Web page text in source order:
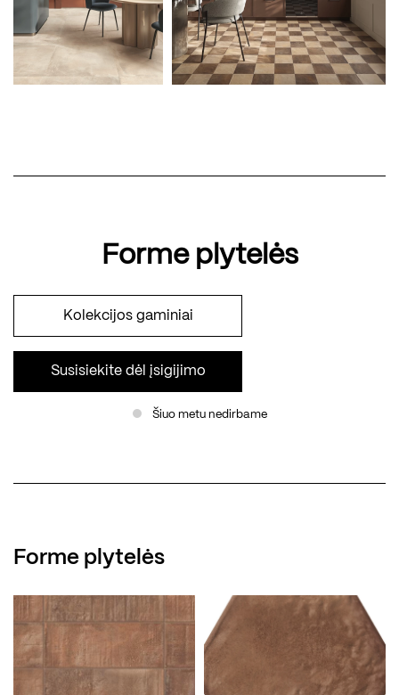
Forme plytelės
Kolekcijos gaminiai
Susisiekite dėl įsigijimo
Šiuo metu nedirbame
Forme plytelės